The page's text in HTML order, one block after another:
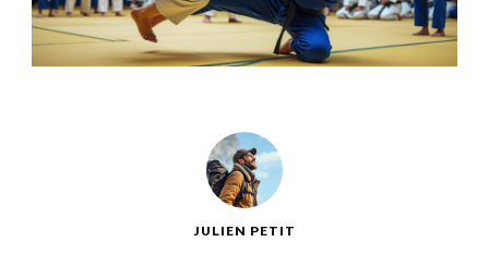
JULIEN PETIT